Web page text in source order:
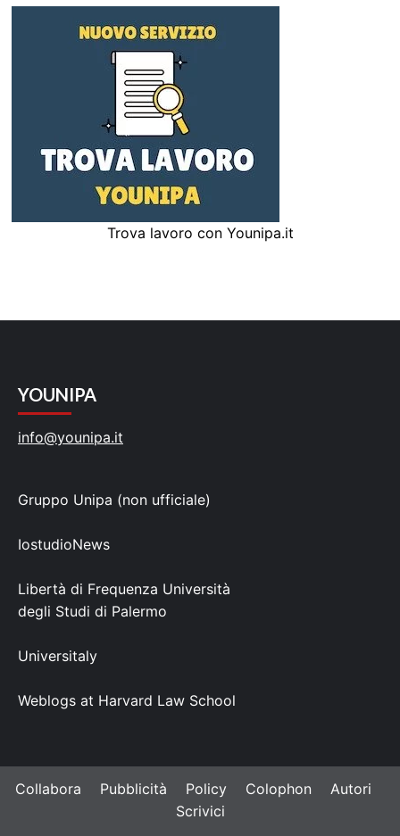
Trova lavoro con Younipa.it
YOUNIPA
info@younipa.it
Gruppo Unipa (non ufficiale)
IostudioNews
Libertà di Frequenza Università
degli Studi di Palermo
Universitaly
Weblogs at Harvard Law School
Collabora Pubblicità Policy Colophon
Autori
Scrivici